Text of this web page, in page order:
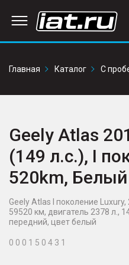
Главная
Каталог С
Geely Atlas
(149 л.с.), I
520km, Белый
Geely Atlas I поколение
59520 км, двигатель 2378 л.,
передний, цвет белый
0 0 0 1 5 0 4 3 1